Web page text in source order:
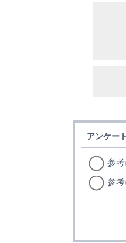
アンケー
参
参